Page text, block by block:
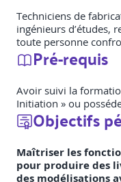
Techniciens de
ingénieurs d’études,
toute personne
Pré-requis
Avoir suivi la
Initiation » ou
Objectifs
Maîtriser les
pour produire des
des modélisations